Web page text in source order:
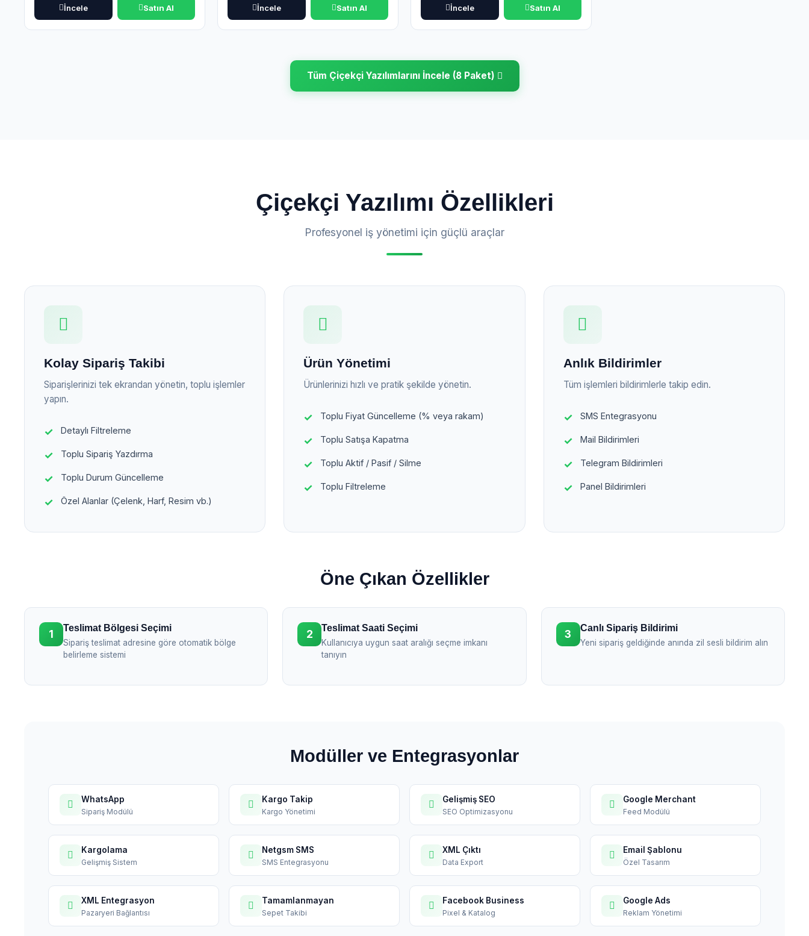
İncele Satın Al İncele Satın Al İncele Satın Al
Tüm Çiçekçi Yazılımlarını İncele (8 Paket)
Çiçekçi Yazılımı Özellikleri
Profesyonel iş yönetimi için güçlü araçlar
Kolay Sipariş Takibi
Siparişlerinizi tek ekrandan yönetin, toplu işlemler
yapın.
Detaylı Filtreleme
Toplu Sipariş Yazdırma
Toplu Durum Güncelleme
Özel Alanlar (Çelenk, Harf, Resim vb.)
Ürün Yönetimi
Ürünlerinizi hızlı ve pratik şekilde yönetin.
Toplu Fiyat Güncelleme (% veya rakam)
Toplu Satışa Kapatma
Toplu Aktif / Pasif / Silme
Toplu Filtreleme
Anlık Bildirimler
Tüm işlemleri bildirimlerle takip edin.
SMS Entegrasyonu
Mail Bildirimleri
Telegram Bildirimleri
Panel Bildirimleri
Öne Çıkan Özellikler
1 Teslimat Bölgesi Seçimi
Sipariş teslimat adresine göre otomatik bölge
belirleme sistemi
2 Teslimat Saati Seçimi
Kullanıcıya uygun saat aralığı seçme imkanı
tanıyın
3 Canlı Sipariş Bildirimi
Yeni sipariş geldiğinde anında zil sesli bildirim alın
Modüller ve Entegrasyonlar
WhatsApp
Sipariş Modülü
Kargo Takip
Kargo Yönetimi
Gelişmiş SEO
SEO Optimizasyonu
Google Merchant
Feed Modülü
Kargolama
Gelişmiş Sistem
Netgsm SMS
SMS Entegrasyonu
XML Çıktı
Data Export
Email Şablonu
Özel Tasarım
XML Entegrasyon
Pazaryeri Bağlantısı
Tamamlanmayan
Sepet Takibi
Facebook Business
Pixel & Katalog
Google Ads
Reklam Yönetimi